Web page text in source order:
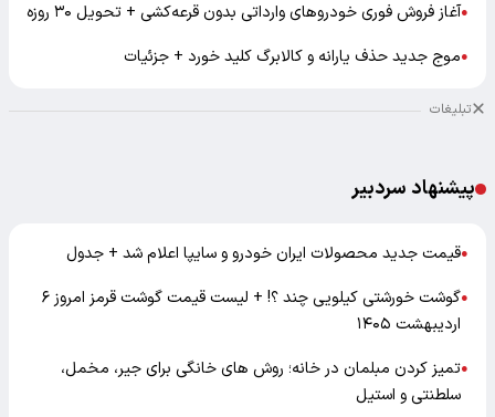
●آغاز فروش فوری خودروهای وارداتی بدون قرعه‌کشی + تحویل ۳۰ روزه
●موج جدید حذف یارانه و کالابرگ کلید خورد + جزئیات
تبلیغات
پیشنهاد سردبیر
●قیمت جدید محصولات ایران خودرو و سایپا اعلام شد + جدول
●
گوشت خورشتی کیلویی چند ؟! + لیست قیمت گوشت قرمز امروز ۶
اردیبهشت ۱۴۰۵
●تمیز کردن مبلمان در خانه؛ روش های خانگی برای جیر، مخمل،
سلطنتی و استیل